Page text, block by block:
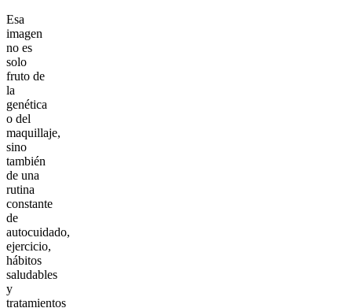
Esa
imagen
no es
solo
fruto de
la
genética
o del
maquillaje,
sino
también
de una
rutina
constante
de
autocuidado,
ejercicio,
hábitos
saludables
y
tratamientos